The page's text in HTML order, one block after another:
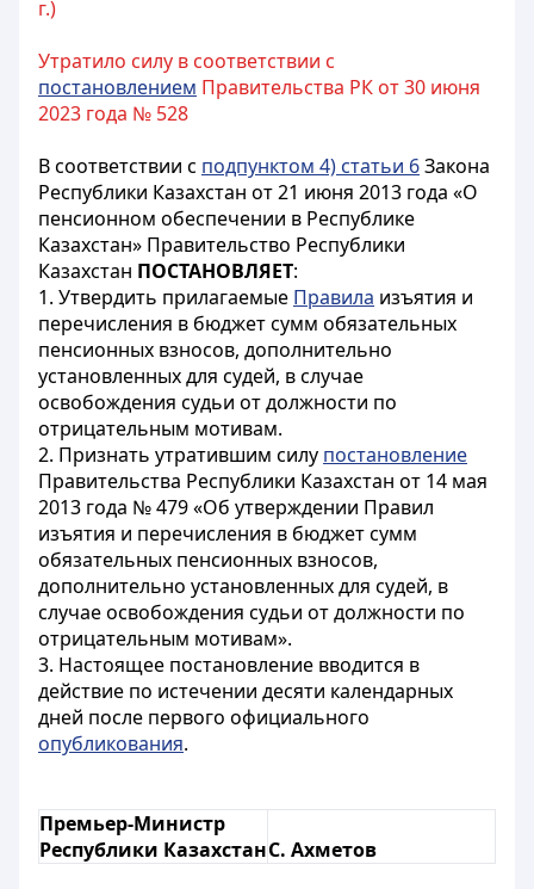
г.)
Утратило силу в соответствии с
постановлением Правительства РК от 30 июня
2023 года № 528
В соответствии с подпунктом 4) статьи 6Закона
Республики Казахстан от 21 июня 2013 года «О
пенсионном обеспечении в Республике
Казахстан» Правительство Республики
Казахстан ПОСТАНОВЛЯЕТ:
1. Утвердить прилагаемые Правила изъятия и
перечисления в бюджет сумм обязательных
пенсионных взносов, дополнительно
установленных для судей, в случае
освобождения судьи от должности по
отрицательным мотивам.
2. Признать утратившим силу постановление
Правительства Республики Казахстан от 14 мая
2013 года № 479 «Об утверждении Правил
изъятия и перечисления в бюджет сумм
обязательных пенсионных взносов,
дополнительно установленных для судей, в
случае освобождения судьи от должности по
отрицательным мотивам».
3. Настоящее постановление вводится в
действие по истечении десяти календарных
дней после первого официального
опубликования.
Премьер-Министр
Республики КазахстанС. Ахметов